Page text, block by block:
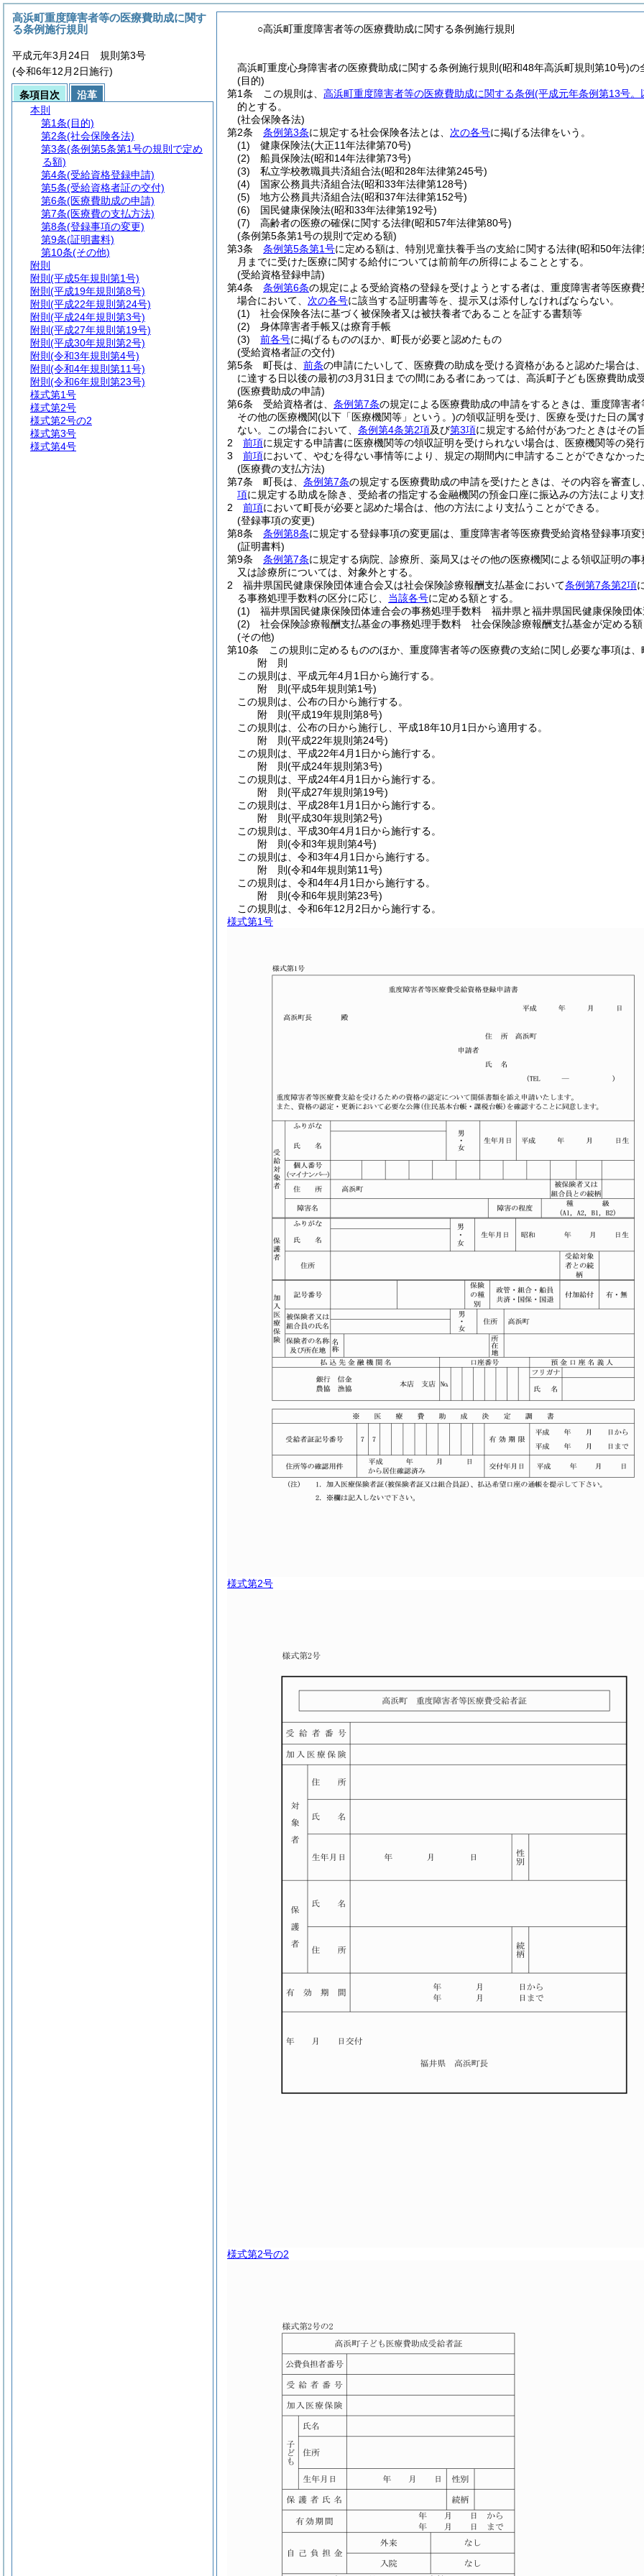
○高浜町重度障害者等の医療費助成に関する条例施行規則
高浜町重度心身障害者の医療費助成に関する条例施行規則(昭和48年高浜町規則第10号)の
(目的)
第1条
この規則は、 高浜町重度障害者等の医療費助成に関する条例(平成元年条例第13号
的とする。
(社会保険各法)
第2条
条例第3条に規定する社会保険各法とは、 次の各号に掲げる法律をいう。
(1)
健康保険法(大正11年法律第70号)
(2)
船員保険法(昭和14年法律第73号)
(3)
私立学校教職員共済組合法(昭和28年法律第245号)
(4)
国家公務員共済組合法(昭和33年法律第128号)
(5)
地方公務員共済組合法(昭和37年法律第152号)
(6)
国民健康保険法(昭和33年法律第192号)
(7)
高齢者の医療の確保に関する法律(昭和57年法律第80号)
(条例第5条第1号の規則で定める額)
第3条
条例第5条第1号に定める額は、特別児童扶養手当の支給に関する法律(昭和50年法律
月までに受けた医療に関する給付については前前年の所得によることとする。
(受給資格登録申請)
第4条
条例第6条の規定による受給資格の登録を受けようとする者は、重度障害者等医療
場合において、 次の各号に該当する証明書等を、提示又は添付しなければならない。
(1)
社会保険各法に基づく被保険者又は被扶養者であることを証する書類等
(2)
身体障害者手帳又は療育手帳
(3)
前各号に掲げるもののほか、町長が必要と認めたもの
(受給資格者証の交付)
第5条
町長は、 前条の申請にたいして、医療費の助成を受ける資格があると認めた場合は
に達する日以後の最初の3月31日までの間にある者にあっては、高浜町子ども医療費助成
(医療費助成の申請)
第6条
受給資格者は、 条例第7条の規定による医療費助成の申請をするときは、重度障害
その他の医療機関(以下「医療機関等」という。)の領収証明を受け、医療を受けた日の属
ない。
この場合において、 条例第4条第2項及び第3項に規定する給付があつたときはその
2
前項に規定する申請書に医療機関等の領収証明を受けられない場合は、医療機関等の発
3
前項において、やむを得ない事情等により、規定の期間内に申請することができなかっ
(医療費の支払方法)
第7条
町長は、 条例第7条の規定する医療費助成の申請を受けたときは、その内容を審査し
項に規定する助成を除き、受給者の指定する金融機関の預金口座に振込みの方法により支
2
前項において町長が必要と認めた場合は、他の方法により支払うことができる。
(登録事項の変更)
第8条
条例第8条に規定する登録事項の変更届は、重度障害者等医療費受給資格登録事項変
(証明書料)
第9条
条例第7条に規定する病院、診療所、薬局又はその他の医療機関による領収証明の
又は診療所については、対象外とする。
2
福井県国民健康保険団体連合会又は社会保険診療報酬支払基金において条例第7条第2項
る事務処理手数料の区分に応じ、 当該各号に定める額とする。
(1)
福井県国民健康保険団体連合会の事務処理手数料 福井県と福井県国民健康保険団
(2)
社会保険診療報酬支払基金の事務処理手数料 社会保険診療報酬支払基金が定める額
(その他)
第10条
この規則に定めるもののほか、重度障害者等の医療費の支給に関し必要な事項は、
附 則
この規則は、平成元年4月1日から施行する。
附 則(平成5年規則第1号)
この規則は、公布の日から施行する。
附 則(平成19年規則第8号)
この規則は、公布の日から施行し、平成18年10月1日から適用する。
附 則(平成22年規則第24号)
この規則は、平成22年4月1日から施行する。
附 則(平成24年規則第3号)
この規則は、平成24年4月1日から施行する。
附 則(平成27年規則第19号)
この規則は、平成28年1月1日から施行する。
附 則(平成30年規則第2号)
この規則は、平成30年4月1日から施行する。
附 則(令和3年規則第4号)
この規則は、令和3年4月1日から施行する。
附 則(令和4年規則第11号)
この規則は、令和4年4月1日から施行する。
附 則(令和6年規則第23号)
この規則は、令和6年12月2日から施行する。
様式第1号
様式第2号
様式第2号の2
高浜町重度障害者等の医療費助成に関す
る条例施行規則
平成元年3月24日 規則第3号
(令和6年12月2日施行)
条項目次
沿革
本則
第1条(目的)
第2条(社会保険各法)
第3条(条例第5条第1号の規則で定め
る額)
第4条(受給資格登録申請)
第5条(受給資格者証の交付)
第6条(医療費助成の申請)
第7条(医療費の支払方法)
第8条(登録事項の変更)
第9条(証明書料)
第10条(その他)
附則
附則 (平成5年規則第1号)
附則 (平成19年規則第8号)
附則 (平成22年規則第24号)
附則 (平成24年規則第3号)
附則 (平成27年規則第19号)
附則 (平成30年規則第2号)
附則 (令和3年規則第4号)
附則 (令和4年規則第11号)
附則 (令和6年規則第23号)
様式第1号
様式第2号
様式第2号の2
様式第3号
様式第4号